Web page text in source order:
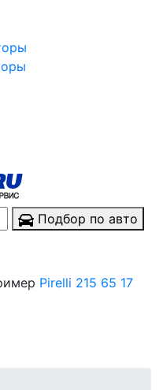
Подбор по авто
Pirelli 215 65 17